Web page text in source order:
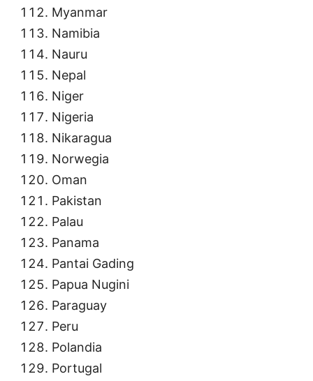
Myanmar
Namibia
Nauru
Nepal
Niger
Nigeria
Nikaragua
Norwegia
Oman
Pakistan
Palau
Panama
Pantai Gading
Papua Nugini
Paraguay
Peru
Polandia
Portugal